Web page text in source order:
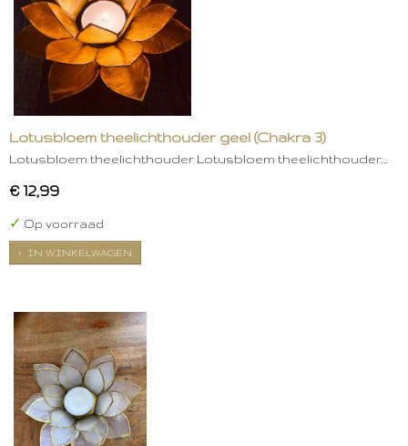
Lotusbloem theelichthouder geel (Chakra 3)
Lotusbloem theelichthouder Lotusbloem theelichthouder…
€ 12,99
✓ Op voorraad
IN WINKELWAGEN